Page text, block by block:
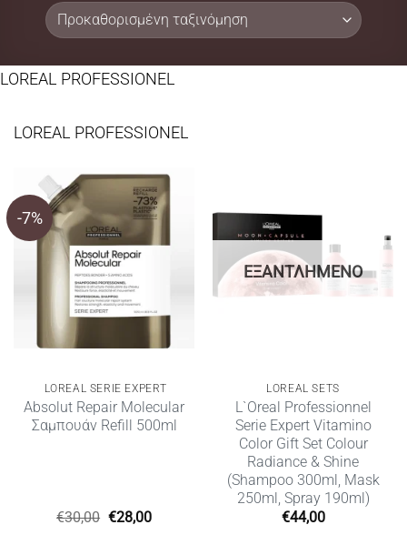
LOREAL PROFESSIONEL
LOREAL PROFESSIONEL
-7%
LOREAL SERIE EXPERT
Absolut Repair Molecular
Σαμπουάν Refill 500ml
€30,00 Original
price
€28,00Η
ΕΞΑΝΤΛΗΜΈΝΟ
LOREAL SETS
L`Oreal Professionnel
Serie Expert Vitamino
Color Gift Set Colour
Radiance & Shine
(Shampoo 300ml, Mask
250ml, Spray 190ml)
€44,00